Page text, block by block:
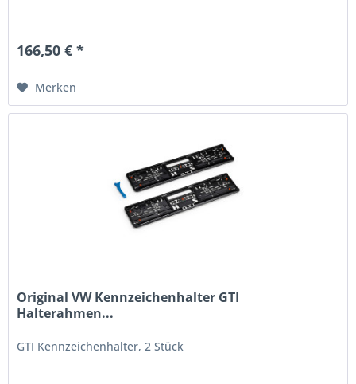
166,50 € *
Merken
Original VW Kennzeichenhalter GTI
Halterahmen...
GTI Kennzeichenhalter, 2 Stück